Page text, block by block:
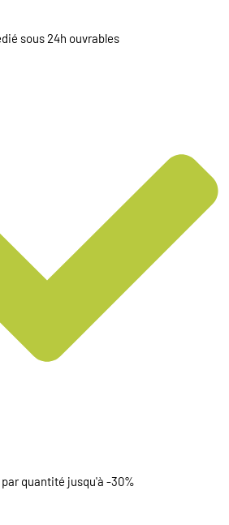
sous 24h ouvrables
par quantité jusqu'à -30%